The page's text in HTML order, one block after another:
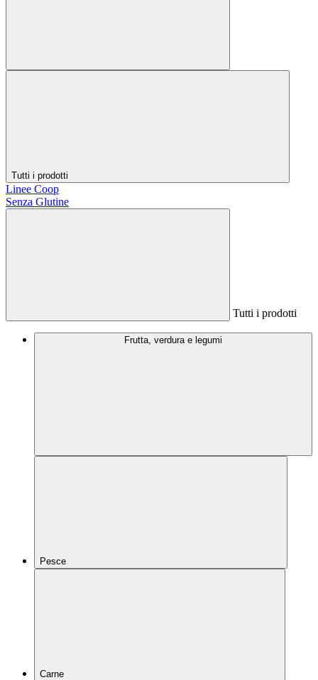
Tutti i prodotti
Linee Coop
Senza Glutine
Tutti i prodotti
Frutta, verdura e legumi
Pesce
Carne